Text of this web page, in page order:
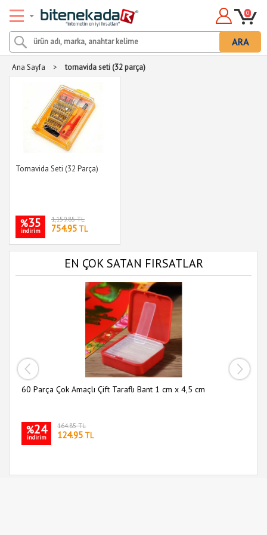
ARA
0
Ana Sayfa > tornavida seti (32 parça)
Tornavida Seti (32 Parça)
%35
indirim
1,159.85 TL
754.95 TL
EN ÇOK SATAN FIRSATLAR
60 Parça Çok Amaçlı Çift Taraflı Bant 1 cm x 4,5 cm
%24
indirim
164.85 TL
124.95 TL